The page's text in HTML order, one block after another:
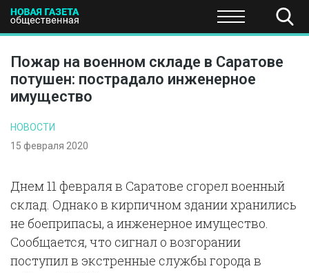
ПОЛИТИКА ЭКОНОМИКА НАУКА И
Пожар на военном складе в Саратове
потушен: пострадало инженерное
имущество
НОВОСТИ
15 февраля 2020
Днем 11 февраля в Саратове сгорел военный
склад. Однако в кирпичном здании хранились
не боеприпасы, а инженерное имущество.
Сообщается, что сигнал о возгорании
поступил в экстренные службы города в